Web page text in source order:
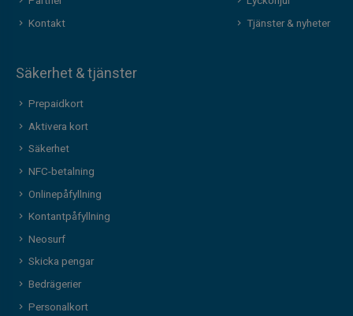
Kontakt
Tjänster & nyheter
Säkerhet & tjänster
Prepaidkort
Aktivera kort
Säkerhet
NFC-betalning
Onlinepåfyllning
Kontantpåfyllning
Neosurf
Skicka pengar
Bedrägerier
Personalkort